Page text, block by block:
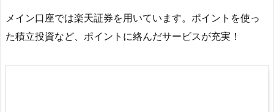
メイン口座では楽天証券を用いています。ポイントを使っ
た積立投資など、ポイントに絡んだサービスが充実！